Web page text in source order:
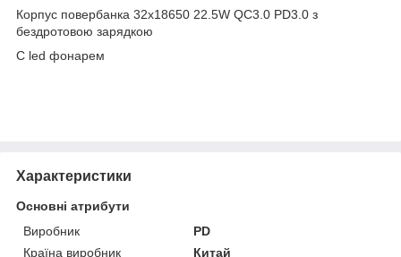
Корпус повербанка 32х18650 22.5W QC3.0 PD3.0 з
бездротовою зарядкою
С led фонарем
Характеристики
Основні атрибути
Виробник
PD
Країна виробник
Китай